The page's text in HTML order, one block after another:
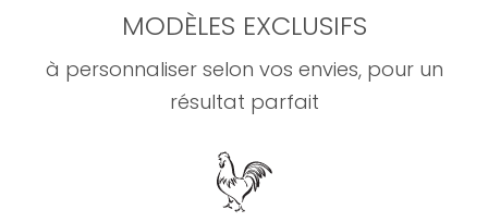
MODÈLES EXCLUSIFS
à personnaliser selon vos envies, pour un
résultat parfait